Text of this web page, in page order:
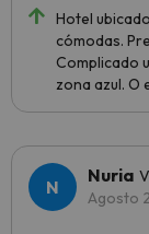
Hotel
cómodas.
Complicado
zona azul. O
Nuria
Agosto